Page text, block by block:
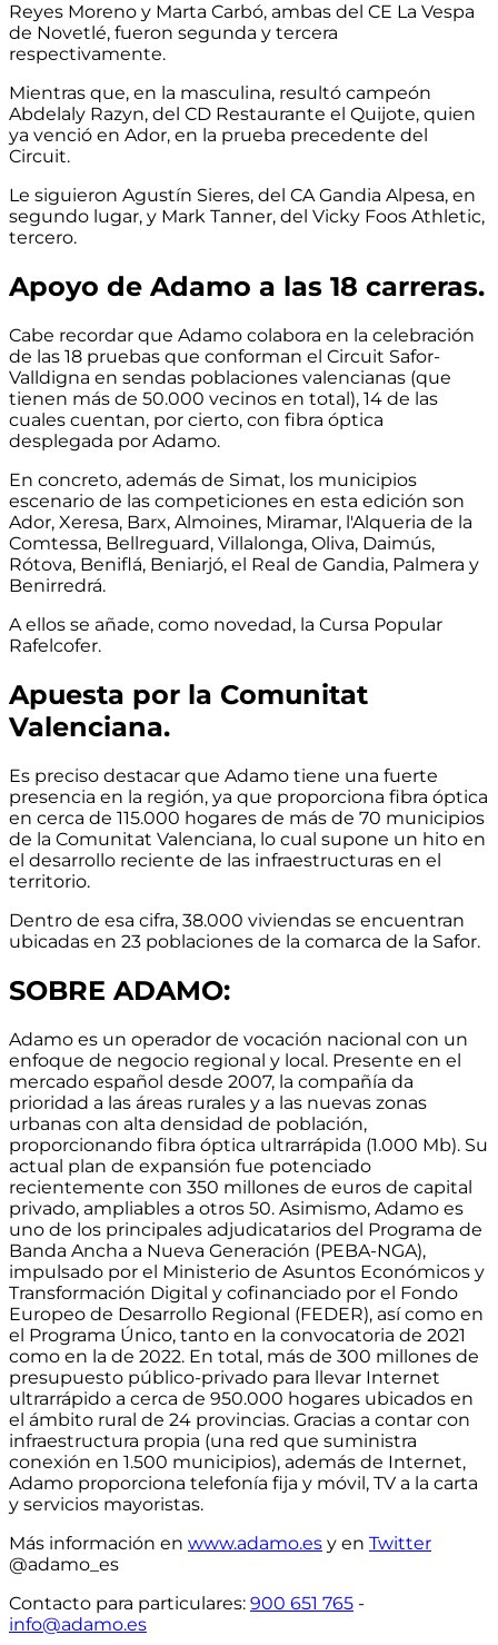
Reyes Moreno y Marta Carbó, ambas del CE La Vespa
de Novetlé, fueron segunda y tercera
respectivamente.
Mientras que, en la masculina, resultó campeón
Abdelaly Razyn, del CD Restaurante el Quijote, quien
ya venció en Ador, en la prueba precedente del
Circuit.
Le siguieron Agustín Sieres, del CA Gandia Alpesa, en
segundo lugar, y Mark Tanner, del Vicky Foos Athletic,
tercero.
Apoyo de Adamo a las 18 carreras.
Cabe recordar que Adamo colabora en la celebración
de las 18 pruebas que conforman el Circuit Safor-
Valldigna en sendas poblaciones valencianas (que
tienen más de 50.000 vecinos en total), 14 de las
cuales cuentan, por cierto, con fibra óptica
desplegada por Adamo.
En concreto, además de Simat, los municipios
escenario de las competiciones en esta edición son
Ador, Xeresa, Barx, Almoines, Miramar, l'Alqueria de la
Comtessa, Bellreguard, Villalonga, Oliva, Daimús,
Rótova, Beniflá, Beniarjó, el Real de Gandia, Palmera y
Benirredrá.
A ellos se añade, como novedad, la Cursa Popular
Rafelcofer.
Apuesta por la Comunitat
Valenciana.
Es preciso destacar que Adamo tiene una fuerte
presencia en la región, ya que proporciona fibra óptica
en cerca de 115.000 hogares de más de 70 municipios
de la Comunitat Valenciana, lo cual supone un hito en
el desarrollo reciente de las infraestructuras en el
territorio.
Dentro de esa cifra, 38.000 viviendas se encuentran
ubicadas en 23 poblaciones de la comarca de la Safor.
SOBRE ADAMO:
Adamo es un operador de vocación nacional con un
enfoque de negocio regional y local. Presente en el
mercado español desde 2007, la compañía da
prioridad a las áreas rurales y a las nuevas zonas
urbanas con alta densidad de población,
proporcionando fibra óptica ultrarrápida (1.000 Mb). Su
actual plan de expansión fue potenciado
recientemente con 350 millones de euros de capital
privado, ampliables a otros 50. Asimismo, Adamo es
uno de los principales adjudicatarios del Programa de
Banda Ancha a Nueva Generación (PEBA-NGA),
impulsado por el Ministerio de Asuntos Económicos y
Transformación Digital y cofinanciado por el Fondo
Europeo de Desarrollo Regional (FEDER), así como en
el Programa Único, tanto en la convocatoria de 2021
como en la de 2022. En total, más de 300 millones de
presupuesto público-privado para llevar Internet
ultrarrápido a cerca de 950.000 hogares ubicados en
el ámbito rural de 24 provincias. Gracias a contar con
infraestructura propia (una red que suministra
conexión en 1.500 municipios), además de Internet,
Adamo proporciona telefonía fija y móvil, TV a la carta
y servicios mayoristas.
Más información en www.adamo.es y en Twitter
@adamo_es
Contacto para particulares: 900 651 765 -
info@adamo.es